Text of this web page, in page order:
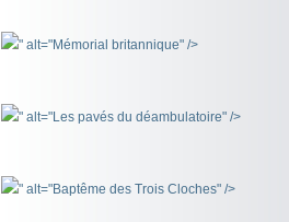
" alt="Mémorial britannique" />
" alt="Les pavés du déambulatoire" />
" alt="Baptême des Trois Cloches" />